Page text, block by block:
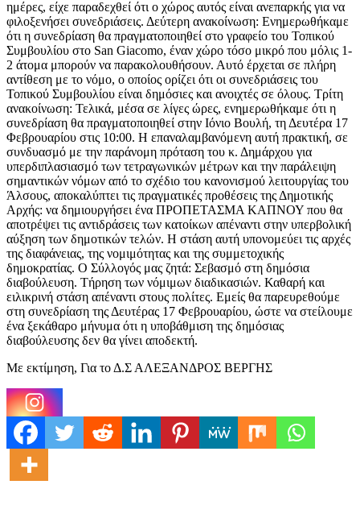
ημέρες, είχε παραδεχθεί ότι ο χώρος αυτός είναι ανεπαρκής για να
φιλοξενήσει συνεδριάσεις. Δεύτερη ανακοίνωση: Ενημερωθήκαμε
ότι η συνεδρίαση θα πραγματοποιηθεί στο γραφείο του Τοπικού
Συμβουλίου στο San Giacomo, έναν χώρο τόσο μικρό που μόλις 1-
2 άτομα μπορούν να παρακολουθήσουν. Αυτό έρχεται σε πλήρη
αντίθεση με το νόμο, ο οποίος ορίζει ότι οι συνεδριάσεις του
Τοπικού Συμβουλίου είναι δημόσιες και ανοιχτές σε όλους. Τρίτη
ανακοίνωση: Τελικά, μέσα σε λίγες ώρες, ενημερωθήκαμε ότι η
συνεδρίαση θα πραγματοποιηθεί στην Ιόνιο Βουλή, τη Δευτέρα 17
Φεβρουαρίου στις 10:00. Η επαναλαμβανόμενη αυτή πρακτική, σε
συνδυασμό με την παράνομη πρόταση του κ. Δημάρχου για
υπερδιπλασιασμό των τετραγωνικών μέτρων και την παράλειψη
σημαντικών νόμων από το σχέδιο του κανονισμού λειτουργίας του
Άλσους, αποκαλύπτει τις πραγματικές προθέσεις της Δημοτικής
Αρχής: να δημιουργήσει ένα ΠΡΟΠΕΤΑΣΜΑ ΚΑΠΝΟΥ που θα
αποτρέψει τις αντιδράσεις των κατοίκων απέναντι στην υπερβολική
αύξηση των δημοτικών τελών. Η στάση αυτή υπονομεύει τις αρχές
της διαφάνειας, της νομιμότητας και της συμμετοχικής
δημοκρατίας. Ο Σύλλογός μας ζητά: Σεβασμό στη δημόσια
διαβούλευση. Τήρηση των νόμιμων διαδικασιών. Καθαρή και
ειλικρινή στάση απέναντι στους πολίτες. Εμείς θα παρευρεθούμε
στη συνεδρίαση της Δευτέρας 17 Φεβρουαρίου, ώστε να στείλουμε
ένα ξεκάθαρο μήνυμα ότι η υποβάθμιση της δημόσιας
διαβούλευσης δεν θα γίνει αποδεκτή.
Με εκτίμηση, Για το Δ.Σ ΑΛΕΞΑΝΔΡΟΣ ΒΕΡΓΗΣ